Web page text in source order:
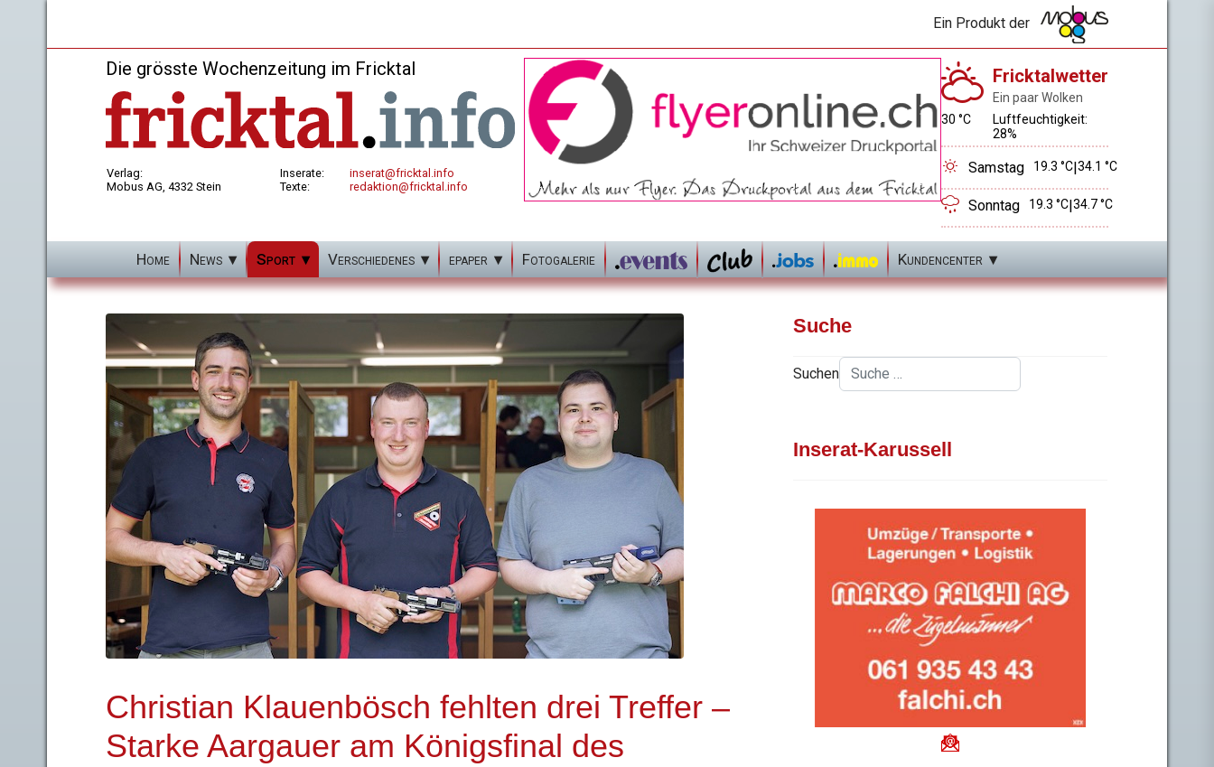
Ein Produkt der
Die grösste Wochenzeitung im Fricktal
Verlag:
Mobus AG, 4332 Stein
Inserate:
Texte:
inserat@fricktal.info
redaktion@fricktal.info
Fricktalwetter
Ein paar Wolken
30 °C
Luftfeuchtigkeit:
28%
Samstag 19.3 °C|34.1 °C
Sonntag 19.3 °C|34.7 °C
Home News Sport Verschiedenes epaper Fotogalerie Kundencenter
Christian Klauenbösch fehlten drei Treffer –
Starke Aargauer am Königsfinal des
Suche
Suchen
Inserat-Karussell